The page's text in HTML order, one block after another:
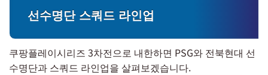
선수명단 스쿼드 라인업
쿠팡플레이시리즈 3차전으로 내한하면 PSG와 전북현대 선
수명단과 스쿼드 라인업을 살펴보겠습니다.